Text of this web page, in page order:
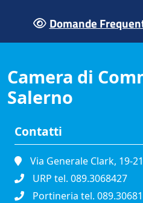
Domande
Camera di
Salerno
Contatti
Via Generale Clark, 19-
URP tel. 089.3068427
Portineria tel.